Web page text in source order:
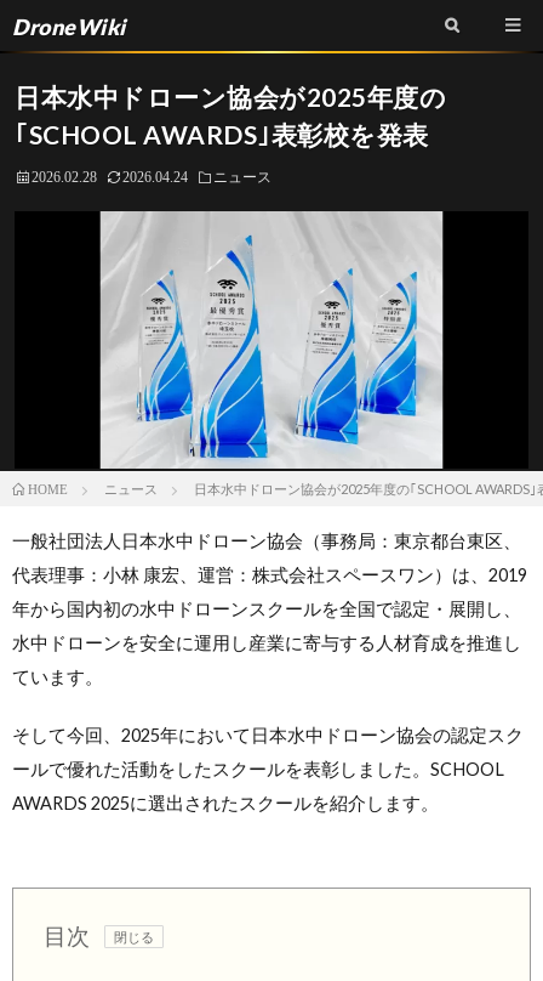
DroneWiki
日本水中ドローン協会が2025年度の
｢SCHOOL AWARDS｣表彰校を発表
2026.02.28 2026.04.24 ニュース
HOME ニュース 日本水中ドローン協会が2025年度の｢SCHOOL AWARDS｣
一般社団法人日本水中ドローン協会（事務局：東京都台東区、
代表理事：小林 康宏、運営：株式会社スペースワン）は、2019
年から国内初の水中ドローンスクールを全国で認定・展開し、
水中ドローンを安全に運用し産業に寄与する人材育成を推進し
ています。
そして今回、2025年において日本水中ドローン協会の認定スク
ールで優れた活動をしたスクールを表彰しました。SCHOOL
AWARDS 2025に選出されたスクールを紹介します。
目次